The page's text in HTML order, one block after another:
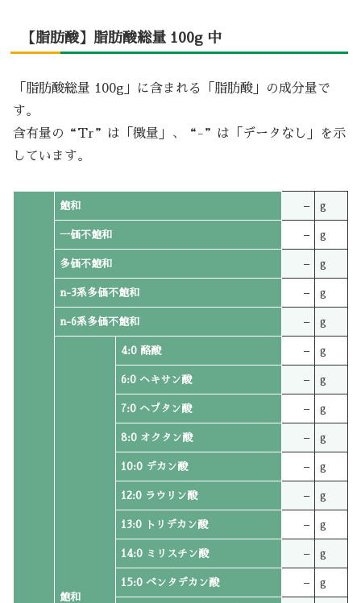
【脂肪酸】脂肪酸総量 100g 中
「脂肪酸総量 100g」に含まれる「脂肪酸」の成分量で
す。
含有量の“Tr”は「微量」、“-”は「データなし」を示
しています。
飽和 – g
一価不飽和 – g
多価不飽和 – g
n-3系多価不飽和 – g
n-6系多価不飽和 – g
飽和
4:0 酪酸 – g
6:0 ヘキサン酸 – g
7:0 ヘプタン酸 – g
8:0 オクタン酸 – g
10:0 デカン酸 – g
12:0 ラウリン酸 – g
13:0 トリデカン酸 – g
14:0 ミリスチン酸 – g
15:0 ペンタデカン酸 – g